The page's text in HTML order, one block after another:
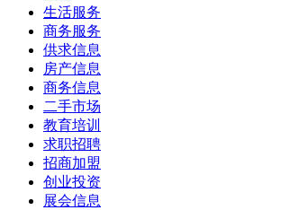
生活服务
商务服务
供求信息
房产信息
商务信息
二手市场
教育培训
求职招聘
招商加盟
创业投资
展会信息